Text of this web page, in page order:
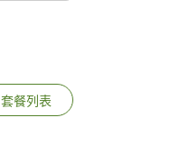
套餐列表